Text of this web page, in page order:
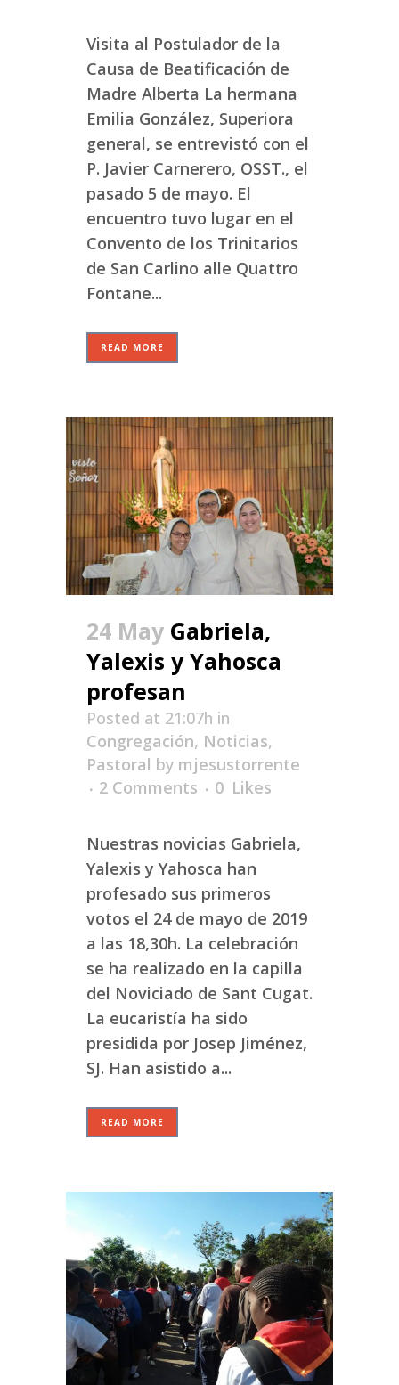
Visita al Postulador de la
Causa de Beatificación de
Madre Alberta La hermana
Emilia González, Superiora
general, se entrevistó con el
P. Javier Carnerero, OSST., el
pasado 5 de mayo. El
encuentro tuvo lugar en el
Convento de los Trinitarios
de San Carlino alle Quattro
Fontane...
READ MORE
24 May Gabriela,
Yalexis y Yahosca
profesan
Posted at 21:07h in
Congregación, Noticias,
Pastoral by mjesustorrente
2 Comments
0 Likes
Nuestras novicias Gabriela,
Yalexis y Yahosca han
profesado sus primeros
votos el 24 de mayo de 2019
a las 18,30h. La celebración
se ha realizado en la capilla
del Noviciado de Sant Cugat.
La eucaristía ha sido
presidida por Josep Jiménez,
SJ. Han asistido a...
READ MORE